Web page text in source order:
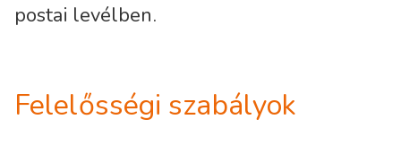
postai levélben.
Felelősségi szabályok